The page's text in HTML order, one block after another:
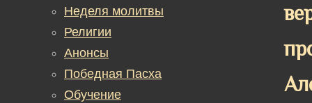
Неделя молитвы
Религии
Анонсы
Победная Пасха
Обучение